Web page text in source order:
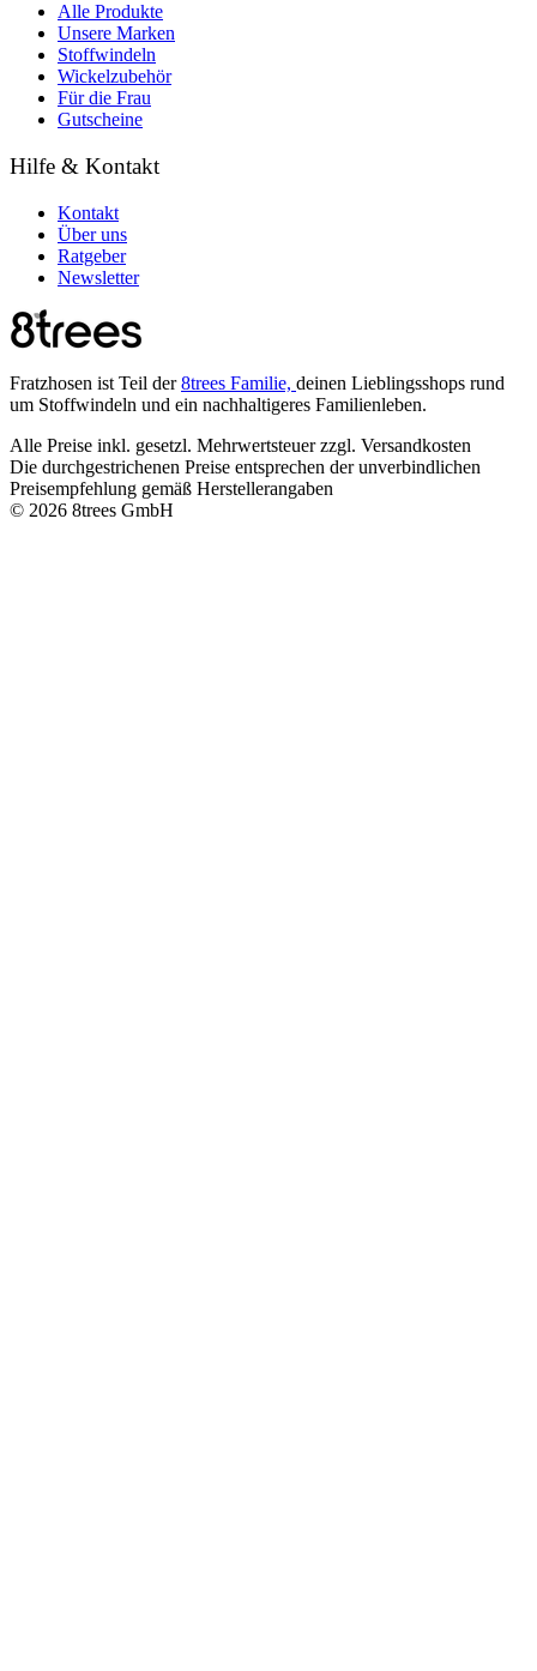
Alle Produkte
Unsere Marken
Stoffwindeln
Wickelzubehör
Für die Frau
Gutscheine
Hilfe & Kontakt
Kontakt
Über uns
Ratgeber
Newsletter
Fratzhosen ist Teil der8trees Familie, deinen Lieblingsshops rund
um Stoffwindeln und ein nachhaltigeres Familienleben.
Alle Preise inkl. gesetzl. Mehrwertsteuer zzgl. Versandkosten
Die durchgestrichenen Preise entsprechen der unverbindlichen
Preisempfehlung gemäß Herstellerangaben
© 2026 8trees GmbH